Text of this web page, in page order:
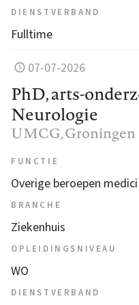
DIENSTVERBAND
Fulltime
07-07-2026
PhD, arts-
Neurologie
UMCG, Groningen
FUNCTIE
Overige beroepen medici
BRANCHE
Ziekenhuis
OPLEIDINGSNIVEAU
WO
DIENSTVERBAND